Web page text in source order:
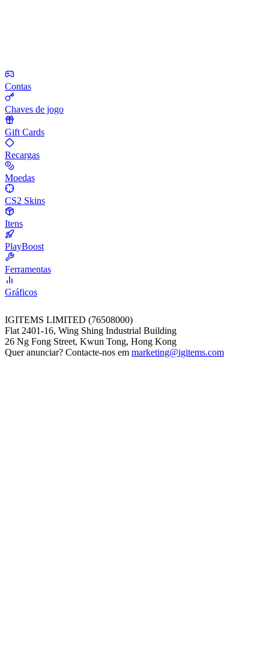
Contas
Chaves de jogo
Gift Cards
Recargas
Moedas
CS2 Skins
Itens
PlayBoost
Ferramentas
Gráficos
IGITEMS LIMITED (76508000)
Flat 2401-16, Wing Shing Industrial Building
26 Ng Fong Street, Kwun Tong, Hong Kong
Quer anunciar? Contacte-nos em marketing@igitems.com